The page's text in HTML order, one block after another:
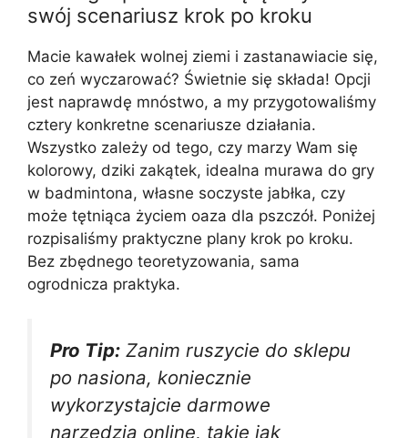
swój scenariusz krok po kroku
Macie kawałek wolnej ziemi i zastanawiacie się,
co zeń wyczarować? Świetnie się składa! Opcji
jest naprawdę mnóstwo, a my przygotowaliśmy
cztery konkretne scenariusze działania.
Wszystko zależy od tego, czy marzy Wam się
kolorowy, dziki zakątek, idealna murawa do gry
w badmintona, własne soczyste jabłka, czy
może tętniąca życiem oaza dla pszczół. Poniżej
rozpisaliśmy praktyczne plany krok po kroku.
Bez zbędnego teoretyzowania, sama
ogrodnicza praktyka.
Pro Tip: Zanim ruszycie do sklepu
po nasiona, koniecznie
wykorzystajcie darmowe
narzędzia online, takie jak